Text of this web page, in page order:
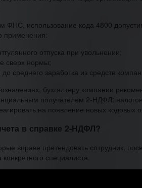
ФНС, использование кода 4800
применения:
отпуска при увольнении;
сверх нормы;
среднего заработка из средств
бухгалтеру компании
получателем 2-НДФЛ:
на появление новых кодовых
в справке 2-НДФЛ?
вправе претендовать сотрудник,
специалиста.